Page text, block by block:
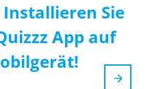
Installieren Sie
App auf